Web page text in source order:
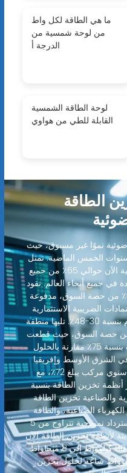
ما هي الطاقة لكل واط
من لوحة شمسية من
الدرجة أ
لوحة الطاقة الشمسية
القابلة للطي من هواوي
الطاقة
نموًا غير مسبوق، حيث
من 550٪ في السنوات الخمس الماضية. تمثل
أنظمة تخزين الطاقة والكهروضوئية الآن حوالي 65٪ من جميع
في جميع أنحاء العالم. تقود
أمريكا الشمالية وأوروبا بنسبة 62٪ من حصة السوق، مدفوعة
الضريبية الاستثمارية
التي تقلل التكاليف الإجمالية للنظام بنسبة 30-48٪. تليها منطقة
الهادئ بنسبة 45٪ من حصة السوق، حيث قطعت
التصاميم المعيارية أوقات التثبيت بنسبة 75٪ مقارنة بالحلول
في الشرق الأوسط وإفريقيا
أسرع المناطق نموًا بمعدل نمو سنوي مركب يبلغ 72٪، مع
أنظمة تخزين الطاقة بنسبة
والصناعية تخزين الطاقة
الصناعية، والطاقة
الاحتياطية للطوارئ، مع فترات استرداد نموذجية تتراوح من 5
لأنظمة تخزين الطاقة الآن
بأنظمة متكاملة بسعة تتراوح من 80 كيلوواط إلى 8 ميجاواط
350 دولارًا/كيلوواط ساعة لحلول تخزين